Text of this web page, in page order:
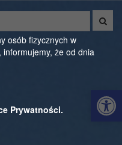
osób fizycznych w
że od dnia
Prywatności.
Gminy Parysów
441 Parysów, mazowieckie